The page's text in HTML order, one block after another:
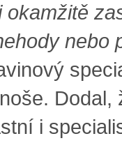
nebo
Dodal,
i